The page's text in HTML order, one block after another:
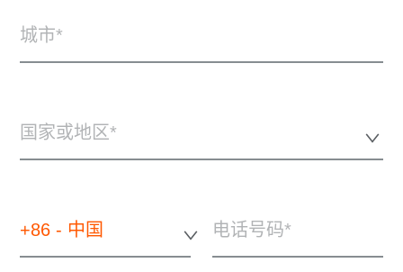
城市
国家或地区*
+86 - 中国 电话号码